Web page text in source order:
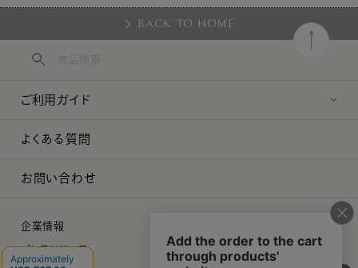
BACK TO HOME
ご利用ガイド
よくある質問
お問い合わせ
企業情報
プレスリリース